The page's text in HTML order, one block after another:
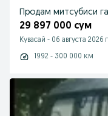
Продам митсубиси
29 897 000 сум
Кувасай - 06 августа 2026
1992 - 300 000 км